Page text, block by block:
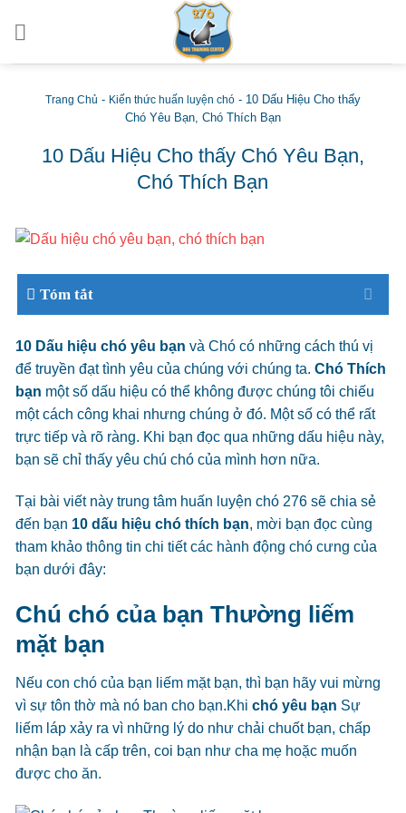
Trang Chủ - Kiến thức huấn luyện chó- 10 Dấu Hiệu Cho thấy
Chó Yêu Bạn, Chó Thích Bạn
10 Dấu Hiệu Cho thấy Chó Yêu Bạn,
Chó Thích Bạn
Tóm tắt
10 Dấu hiệu chó yêu bạn và Chó có những cách thú vị
để truyền đạt tình yêu của chúng với chúng ta. Chó Thích
bạn một số dấu hiệu có thể không được chúng tôi chiếu
một cách công khai nhưng chúng ở đó. Một số có thể rất
trực tiếp và rõ ràng. Khi bạn đọc qua những dấu hiệu này,
bạn sẽ chỉ thấy yêu chú chó của mình hơn nữa.
Tại bài viết này trung tâm huấn luyện chó 276 sẽ chia sẻ
đến bạn 10 dấu hiệu chó thích bạn, mời bạn đọc cùng
tham khảo thông tin chi tiết các hành động chó cưng của
bạn dưới đây:
Chú chó của bạn Thường liếm
mặt bạn
Nếu con chó của bạn liếm mặt bạn, thì bạn hãy vui mừng
vì sự tôn thờ mà nó ban cho bạn.Khichó yêu bạn Sự
liếm láp xảy ra vì những lý do như chải chuốt bạn, chấp
nhận bạn là cấp trên, coi bạn như cha mẹ hoặc muốn
được cho ăn.